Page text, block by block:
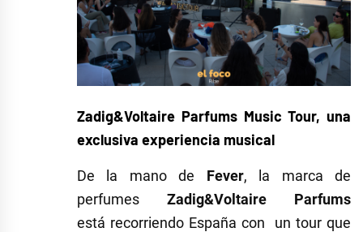
Zadig&Voltaire Parfums Music Tour, una
exclusiva experiencia musical
De la mano de Fever, la marca de
perfumes Zadig&Voltaire Parfums
está recorriendo España con un tour que